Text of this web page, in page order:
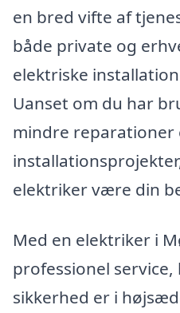
en bred vifte af
både private og
elektriske
Uanset om du har
mindre reparationer
elektriker være din
Med en elektriker i
professionel
sikkerhed er i